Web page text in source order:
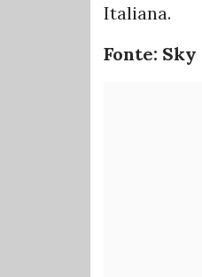
Italiana.
Fonte: